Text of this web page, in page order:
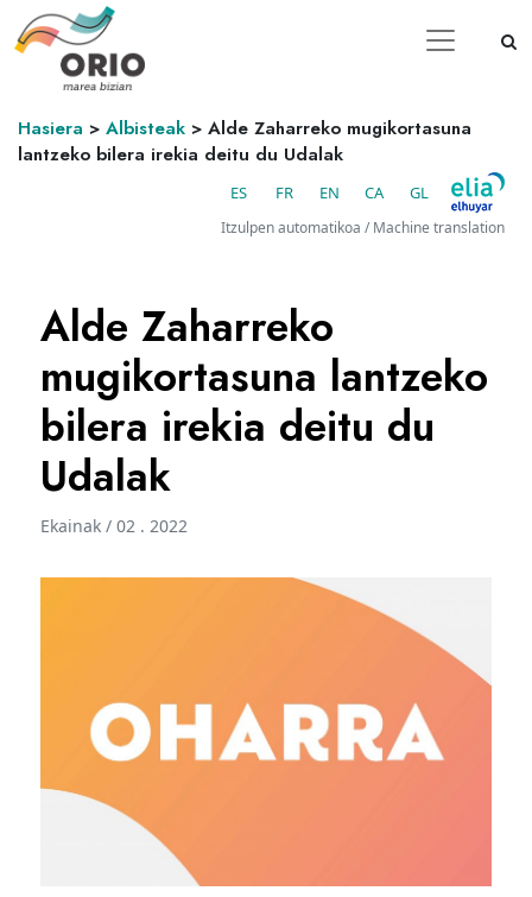
Hasiera > Albisteak > Alde Zaharreko mugikortasuna
lantzeko bilera irekia deitu du Udalak
ES FR EN CA GL
Itzulpen automatikoa / Machine translation
Alde Zaharreko
mugikortasuna lantzeko
bilera irekia deitu du
Udalak
Ekainak / 02 . 2022